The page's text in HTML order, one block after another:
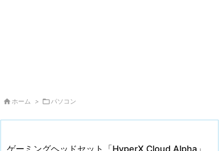
 ホーム > パソコン
ゲーミングヘッドセット「HyperX Cloud Alpha」